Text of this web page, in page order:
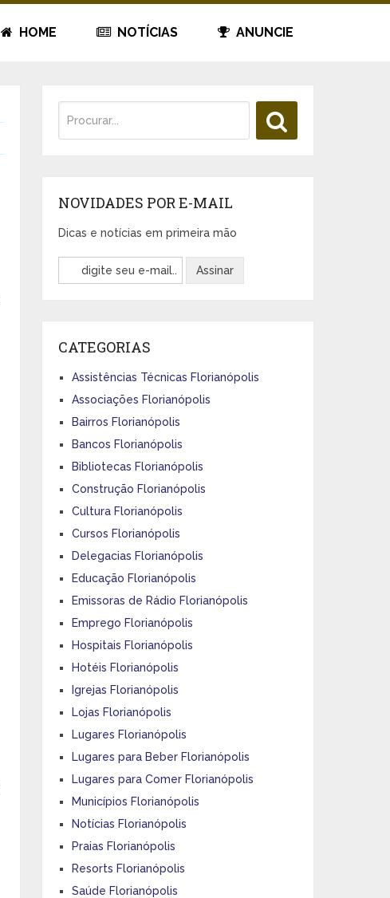
HOME NOTÍCIAS ANUNCIE
NOVIDADES POR E-MAIL
Dicas e notícias em primeira mão
CATEGORIAS
Assistências Técnicas Florianópolis
Associações Florianópolis
Bairros Florianópolis
Bancos Florianópolis
Bibliotecas Florianópolis
Construção Florianópolis
Cultura Florianópolis
Cursos Florianópolis
Delegacias Florianópolis
Educação Florianópolis
Emissoras de Rádio Florianópolis
Emprego Florianópolis
Hospitais Florianópolis
Hotéis Florianópolis
Igrejas Florianópolis
Lojas Florianópolis
Lugares Florianópolis
Lugares para Beber Florianópolis
Lugares para Comer Florianópolis
Municípios Florianópolis
Notícias Florianópolis
Praias Florianópolis
Resorts Florianópolis
Saúde Florianópolis